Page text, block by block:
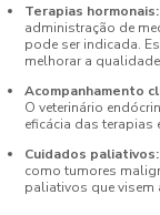
Terapias hormonais:
administração de
pode ser indicada.
melhorar a
Acompanhamento
O veterinário
eficácia das terapias
Cuidados paliativos:
como tumores
paliativos que